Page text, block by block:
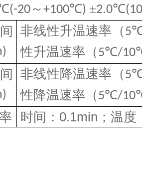
(-20～+100℃) ±2.0℃
非线性升温速率（5
性升温速率（5℃/10
非线性降温速率（5
性降温速率（5℃/10
时间：0.1min；温